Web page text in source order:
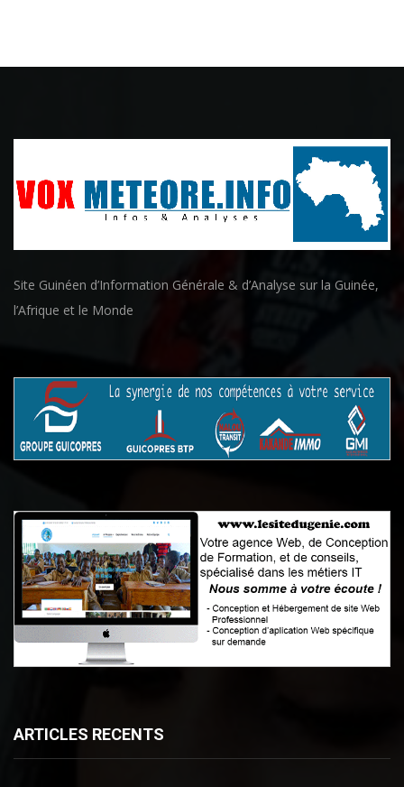
Site Guinéen d’Information Générale & d’Analyse sur la Guinée,
l’Afrique et le Monde
ARTICLES RECENTS